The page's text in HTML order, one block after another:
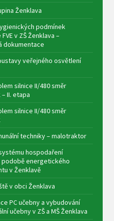
Ženklava
podmínek
v ZŠ Ženklava –
dokumentace
veřejného osvětlení
silnice II/480 směr
II. etapa
silnice II/480 směr
techniky – malotraktor
hospodaření
podobě energetického
v Ženklavě
v obci Ženklava
PC učebny a vybudování
učebny v ZŠ a MŠ Ženklava